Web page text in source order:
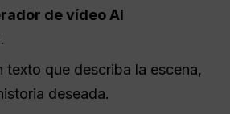
de vídeo AI
texto que describa la escena,
deseada.